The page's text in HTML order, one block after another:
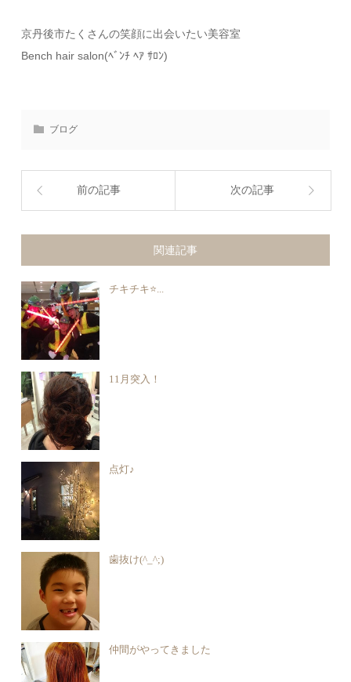
京丹後市たくさんの笑顔に出会いたい美容室
Bench hair salon(ﾍﾞﾝﾁ ﾍｱ ｻﾛﾝ)
ブログ
前の記事 次の記事
関連記事
チキチキ⭐️...
11月突入！
点灯♪
歯抜け(^_^;)
仲間がやってきました